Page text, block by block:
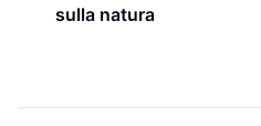
sulla natura